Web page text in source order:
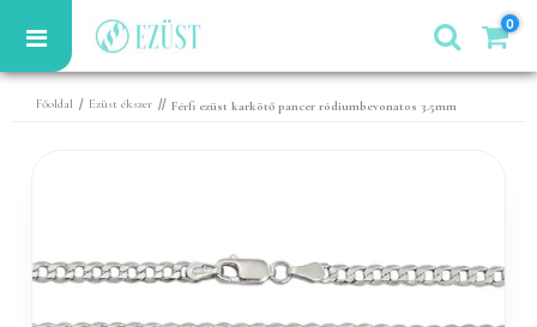
0
Főoldal / Ezüst ékszer // Férfi ezüst karkötő pancer ródiumbevonatos 3.5mm